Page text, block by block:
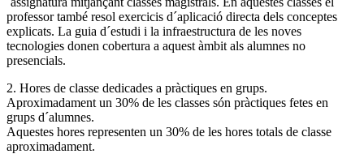
professor també resol exercicis d´aplicació directa dels conceptes
explicats. La guia d´estudi i la infraestructura de les noves
tecnologies donen cobertura a aquest àmbit als alumnes no
presencials.
2. Hores de classe dedicades a pràctiques en grups.
Aproximadament un 30% de les classes són pràctiques fetes en
grups d´alumnes.
Aquestes hores representen un 30% de les hores totals de classe
aproximadament.